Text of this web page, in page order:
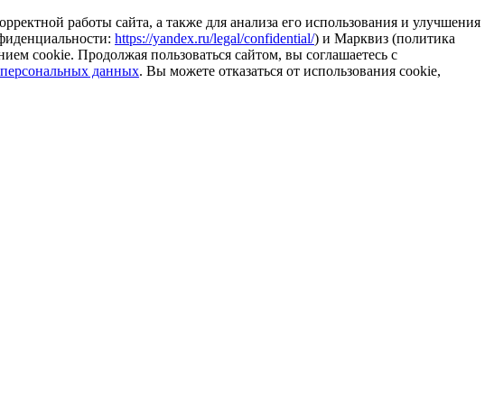
работы сайта, а также для анализа его использования и улучшения
https://yandex.ru/legal/confidential/) и Марквиз (политика
cookie. Продолжая пользоваться сайтом, вы соглашаетесь с
данных. Вы можете отказаться от использования cookie,